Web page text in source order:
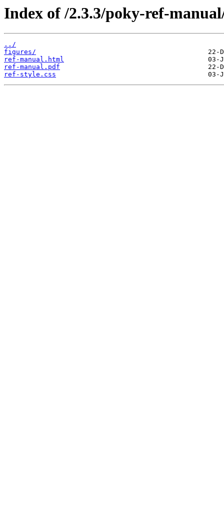
Index of /2.3.3/poky-ref-
../
figures/
ref-manual.html
ref-manual.pdf
ref-style.css